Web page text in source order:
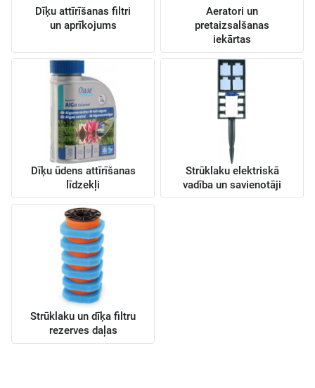
Dīķu attīrīšanas filtri
un aprīkojums
Aeratori un
pretaizsalšanas
iekārtas
Dīķu ūdens attīrīšanas
līdzekļi
Strūklaku elektriskā
vadība un savienotāji
Strūklaku un dīķa filtru
rezerves daļas